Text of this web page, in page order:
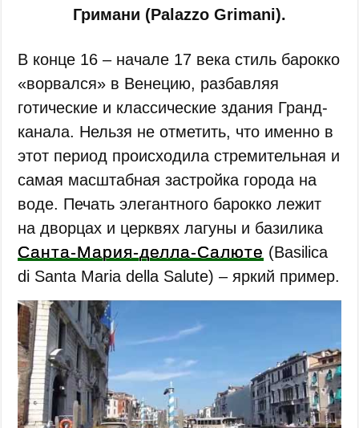
Гримани (Palazzo Grimani).
В конце 16 – начале 17 века стиль барокко
«ворвался» в Венецию, разбавляя
готические и классические здания Гранд-
канала. Нельзя не отметить, что именно в
этот период происходила стремительная и
самая масштабная застройка города на
воде. Печать элегантного барокко лежит
на дворцах и церквях лагуны и базилика
Санта-Мария-делла-Салюте (Basilica
di Santa Maria della Salute) – яркий пример.